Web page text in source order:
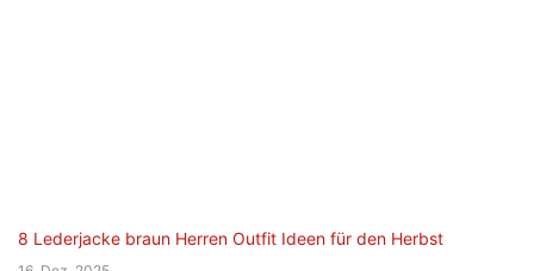
8 Lederjacke braun Herren Outfit Ideen für den Herbst